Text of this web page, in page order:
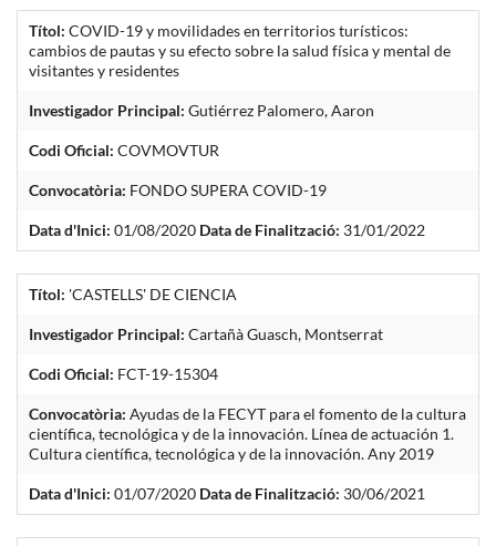
Títol: COVID-19 y movilidades en territorios turísticos:
cambios de pautas y su efecto sobre la salud física y mental de
visitantes y residentes
Investigador Principal: Gutiérrez Palomero, Aaron
Codi Oficial: COVMOVTUR
Convocatòria: FONDO SUPERA COVID-19
Data d'Inici: 01/08/2020 Data de Finalització: 31/01/2022
Títol: 'CASTELLS' DE CIENCIA
Investigador Principal: Cartañà Guasch, Montserrat
Codi Oficial: FCT-19-15304
Convocatòria: Ayudas de la FECYT para el fomento de la cultura
científica, tecnológica y de la innovación. Línea de actuación 1.
Cultura científica, tecnológica y de la innovación. Any 2019
Data d'Inici: 01/07/2020 Data de Finalització: 30/06/2021